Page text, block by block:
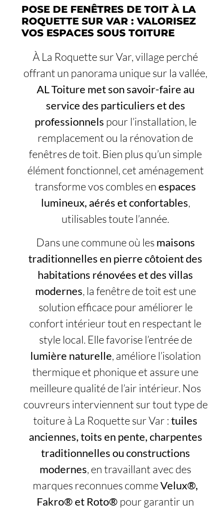
POSE DE FENÊTRES DE TOIT À LA
ROQUETTE SUR VAR : VALORISEZ
VOS ESPACES SOUS TOITURE
À La Roquette sur Var, village perché
offrant un panorama unique sur la vallée,
AL Toiture met son savoir-faire au
service des particuliers et des
professionnels pour l’installation, le
remplacement ou la rénovation de
fenêtres de toit. Bien plus qu’un simple
élément fonctionnel, cet aménagement
transforme vos combles enespaces
lumineux, aérés et confortables,
utilisables toute l’année.
Dans une commune où lesmaisons
traditionnelles en pierre côtoient des
habitations rénovées et des villas
modernes, la fenêtre de toit est une
solution efficace pour améliorer le
confort intérieur tout en respectant le
style local. Elle favorise l’entrée de
lumière naturelle, améliore l’isolation
thermique et phonique et assure une
meilleure qualité de l’air intérieur. Nos
couvreurs interviennent sur tout type de
toiture à La Roquette sur Var :tuiles
anciennes, toits en pente, charpentes
traditionnelles ou constructions
modernes, en travaillant avec des
marques reconnues commeVelux®,
Fakro® et Roto® pour garantir un